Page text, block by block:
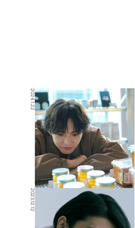
2024.1.22
2023.12.12